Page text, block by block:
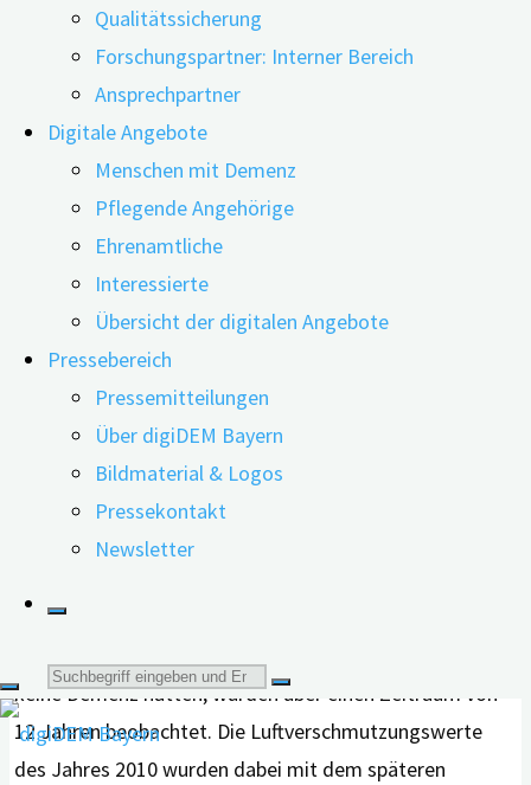
Qualitätssicherung
Forschungspartner: Interner Bereich
Ansprechpartner
Digitale Angebote
Menschen mit Demenz
Pflegende Angehörige
Ehrenamtliche
Interessierte
Übersicht der digitalen Angebote
Pressebereich
Pressemitteilungen
Über digiDEM Bayern
Bildmaterial & Logos
Pressekontakt
Newsletter
Suche
nach:
Luftverschmutzung ist ein ernstzunehmender
Risikofaktor für Demenz, insbesondere in
Kombination mit einem ungesunden Lebensstil.
Regelmäßige Bewegung kann das Risiko jedoch
abschwächen und ist eine wirksame
Präventionsmaßnahme, selbst in belasteter
Umgebung.
Eine Studie aus China untersuchte, wie
Luftverschmutzung, also die Belastung durch
Stickstoffdioxid (NO₂), Stickoxid (NOx) und Feinstaub
(Partikelgrößen PM2.5 und PM10), sowie
Lebensgewohnheiten (Bewegung, Schlafverhalten,
Rauchen) gemeinsam das Demenzrisiko beeinflussen.
Kann eine gesunde Lebensweise diesen Zusammenhang
kompensieren?
keine Demenz hatten, wurden über einen Zeitraum von
12 Jahren beobachtet. Die Luftverschmutzungswerte
des Jahres 2010 wurden dabei mit dem späteren